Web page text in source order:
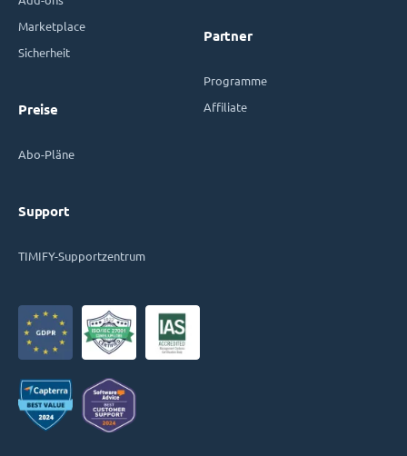
Marketplace
Sicherheit
Preise
Abo-Pläne
Support
TIMIFY-Supportzentrum
Partner
Programme
Affiliate